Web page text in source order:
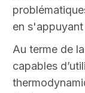
en
Au terme de
capables